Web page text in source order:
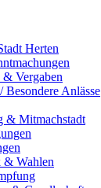
Herten
Vergaben
Besondere Anlässe
& Mitmachstadt
Wahlen